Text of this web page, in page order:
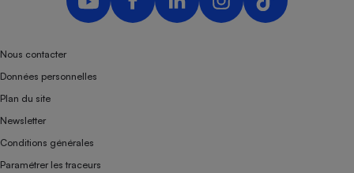
Nous contacter
Données personnelles
Plan du site
Newsletter
Conditions générales
Paramétrer les traceurs